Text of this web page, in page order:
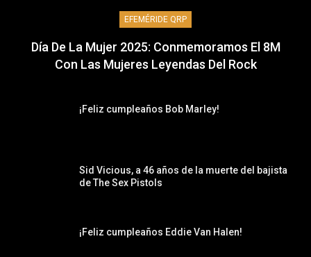
EFEMÉRIDE QRP
Día De La Mujer 2025: Conmemoramos El 8M
Con Las Mujeres Leyendas Del Rock
¡Feliz cumpleaños Bob Marley!
Sid Vicious, a 46 años de la muerte del bajista
de The Sex Pistols
¡Feliz cumpleaños Eddie Van Halen!